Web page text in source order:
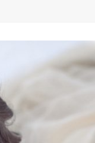
CAMILA DIAS
E PROPÓSITO
COM SEU MAU MAU